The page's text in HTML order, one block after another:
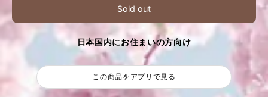
Sold out
日本国内にお住まいの方向け
この商品をアプリで見る